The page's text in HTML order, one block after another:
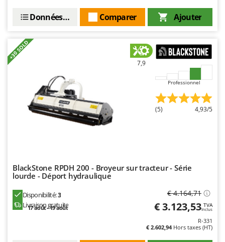
Ajouter
Comparer
Données techniques
+30 SOLD
7,9
Professionnel
(5) 4,93/5
BlackStone RPDH 200 - Broyeur sur tracteur - Série
lourde - Déport hydraulique
Disponibilité:3
Livraison gratuite
17 août - 19 août
€ 4.164,71
€ 3.123,53 TVA
Inclus
R-331
€ 2.602,94Hors taxes (HT)